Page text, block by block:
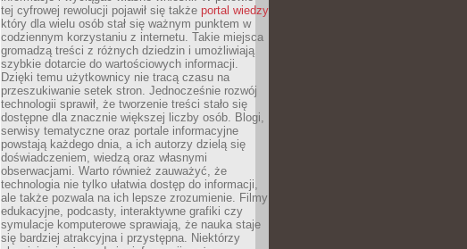
tej cyfrowej rewolucji pojawił się także portal wiedzy
który dla wielu osób stał się ważnym punktem w
codziennym korzystaniu z internetu. Takie miejsca
gromadzą treści z różnych dziedzin i umożliwiają
szybkie dotarcie do wartościowych informacji.
Dzięki temu użytkownicy nie tracą czasu na
przeszukiwanie setek stron. Jednocześnie rozwój
technologii sprawił, że tworzenie treści stało się
dostępne dla znacznie większej liczby osób. Blogi,
serwisy tematyczne oraz portale informacyjne
powstają każdego dnia, a ich autorzy dzielą się
doświadczeniem, wiedzą oraz własnymi
obserwacjami. Warto również zauważyć, że
technologia nie tylko ułatwia dostęp do informacji,
ale także pozwala na ich lepsze zrozumienie. Filmy
edukacyjne, podcasty, interaktywne grafiki czy
symulacje komputerowe sprawiają, że nauka staje
się bardziej atrakcyjna i przystępna. Niektórzy